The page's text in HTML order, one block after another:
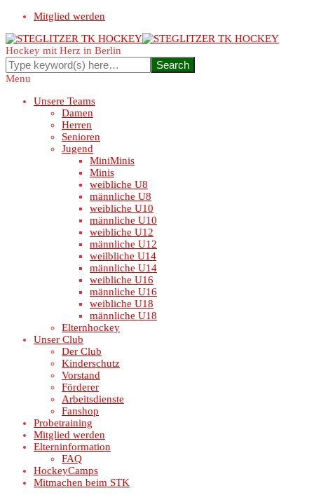
Mitglied werden
Hockey mit Herz in Berlin
Menu
Unsere Teams
Damen
Herren
Senioren
Jugend
MiniMinis
Minis
weibliche U8
männliche U8
weibliche U10
männliche U10
weibliche U12
männliche U12
weilbliche U14
männliche U14
weibliche U16
männliche U16
weibliche U18
männliche U18
Elternhockey
Unser Club
Der Club
Kinderschutz
Vorstand
Förderer
Arbeitsdienste
Fanshop
Probetraining
Mitglied werden
Elterninformation
FAQ
HockeyCamps
Mitmachen beim STK